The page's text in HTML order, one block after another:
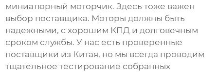
миниатюрный моторчик. Здесь тоже важен
выбор поставщика. Моторы должны быть
надежными, с хорошим КПД и долговечным
сроком службы. У нас есть проверенные
поставщики из Китая, но мы всегда проводим
тщательное тестирование собранных